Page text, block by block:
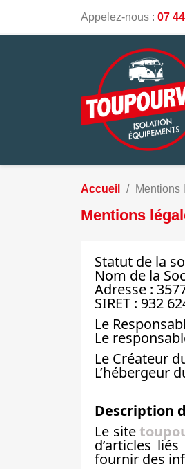
Appelez-nous : 07
Accueil Mentions
Mentions
Statut de la
Nom de la
Adresse :
SIRET : 932
Le
Le
Le Créateur
L’hébergeur
Description
Le site
d’articles
fournir des